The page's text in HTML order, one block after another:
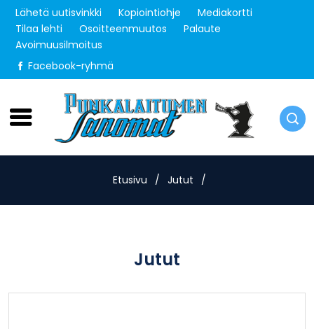
Lähetä uutisvinkki Kopiointiohje
Mediakortti
Tilaa lehti
Osoitteenmuutos
Palaute
Avoimuusilmoitus
Facebook-ryhmä
Etusivu / Jutut /
Jutut